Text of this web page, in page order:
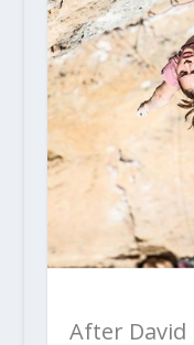
After